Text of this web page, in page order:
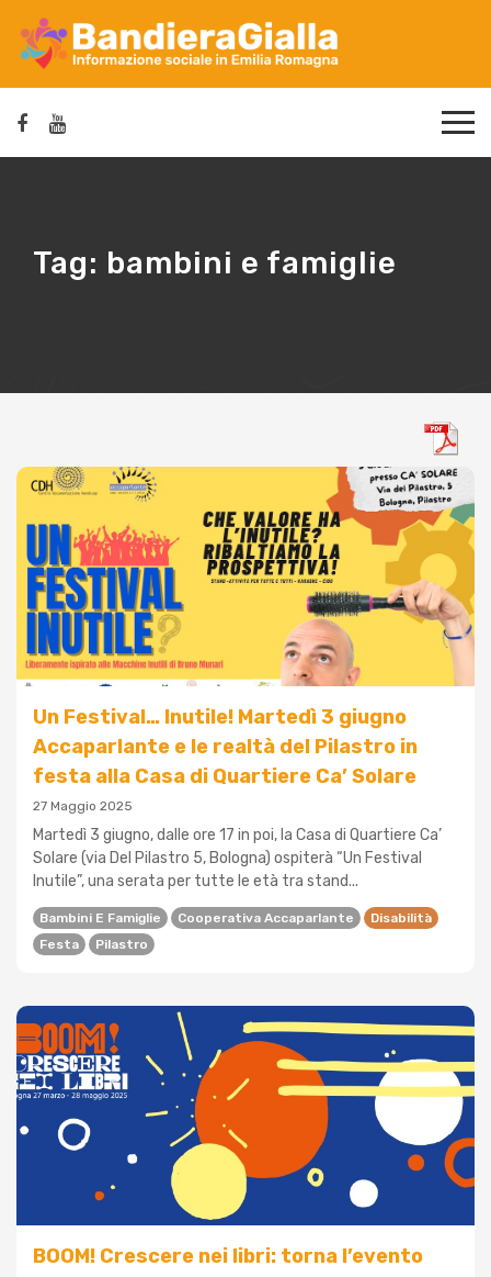
Tag: bambini e famiglie
Un Festival… Inutile! Martedì 3 giugno
Accaparlante e le realtà del Pilastro in
festa alla Casa di Quartiere Ca’ Solare
27 Maggio 2025
Martedì 3 giugno, dalle ore 17 in poi, la Casa di Quartiere Ca’
Solare (via Del Pilastro 5, Bologna) ospiterà “Un Festival
Inutile”, una serata per tutte le età tra stand...
Bambini E Famiglie Cooperativa Accaparlante
Disabilità
Festa
Pilastro
BOOM! Crescere nei libri: torna l’evento